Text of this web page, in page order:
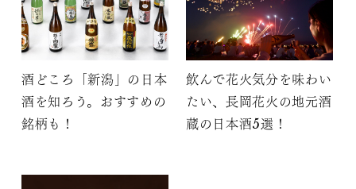
酒どころ「新潟」の日本
酒を知ろう。おすすめの
銘柄も！
飲んで花火気分を味わい
たい、長岡花火の地元酒
蔵の日本酒5選！